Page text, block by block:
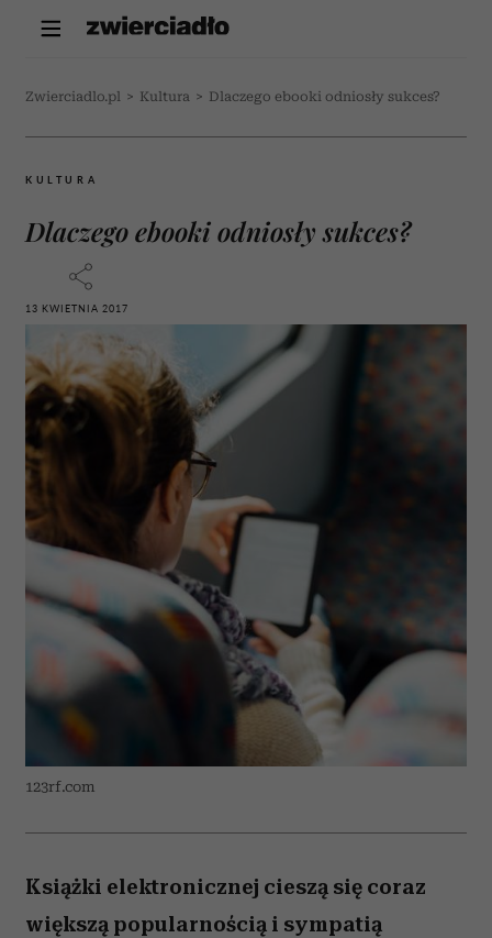
Zwierciadlo.pl > Kultura > Dlaczego ebooki odniosły sukces?
KULTURA
Dlaczego ebooki odniosły sukces?
13 KWIETNIA 2017
123rf.com
Książki elektronicznej cieszą się coraz
większą popularnością i sympatią